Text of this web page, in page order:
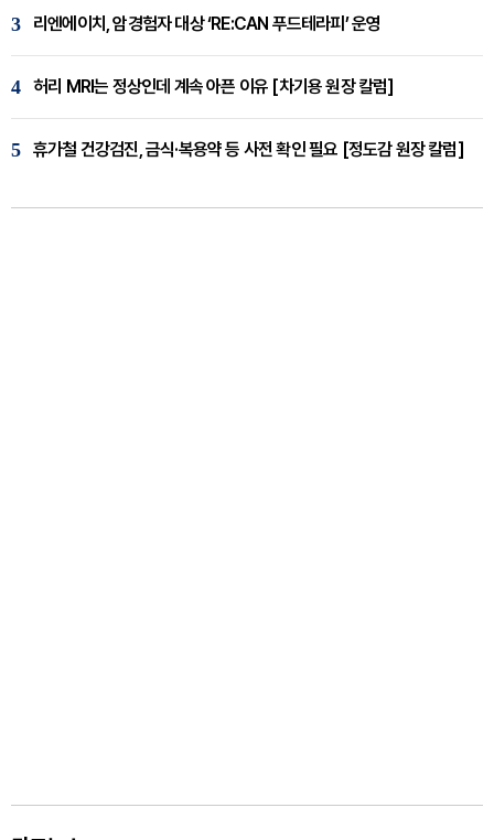
3 리엔에이치, 암경험자 대상 ‘RE:CAN 푸드테라피’ 운영
4 허리 MRI는 정상인데 계속 아픈 이유 [차기용 원장 칼럼]
5 휴가철 건강검진, 금식·복용약 등 사전 확인 필요 [정도감 원장 칼럼]